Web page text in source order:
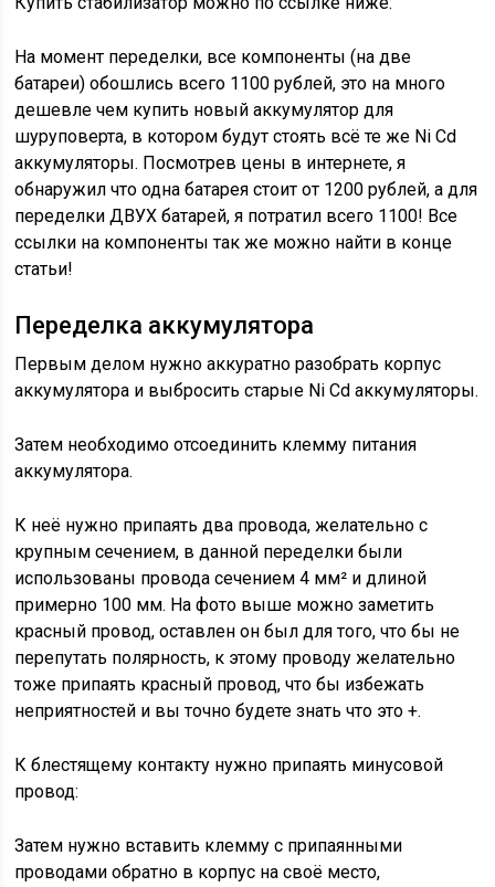
На момент переделки, все компоненты (на две
батареи) обошлись всего 1100 рублей, это на много
дешевле чем купить новый аккумулятор для
шуруповерта, в котором будут стоять всё те же Ni Cd
аккумуляторы. Посмотрев цены в интернете, я
обнаружил что одна батарея стоит от 1200 рублей, а для
переделки ДВУХ батарей, я потратил всего 1100! Все
ссылки на компоненты так же можно найти в конце
статьи!
Переделка аккумулятора
Первым делом нужно аккуратно разобрать корпус
аккумулятора и выбросить старые Ni Cd аккумуляторы.
Затем необходимо отсоединить клемму питания
аккумулятора.
К неё нужно припаять два провода, желательно с
крупным сечением, в данной переделки были
использованы провода сечением 4 мм² и длиной
примерно 100 мм. На фото выше можно заметить
красный провод, оставлен он был для того, что бы не
перепутать полярность, к этому проводу желательно
тоже припаять красный провод, что бы избежать
неприятностей и вы точно будете знать что это +.
К блестящему контакту нужно припаять минусовой
провод:
Затем нужно вставить клемму с припаянными
проводами обратно в корпус на своё место,